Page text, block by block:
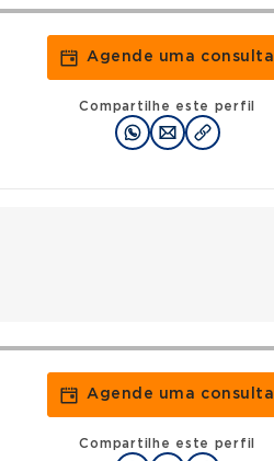
Agende uma consulta
Compartilhe este perfil
Agende uma consulta
Compartilhe este perfil